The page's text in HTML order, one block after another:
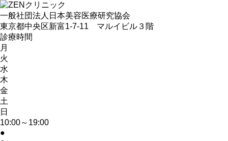
一般社団法人日本美容医療研究協会
東京都中央区新富1-7-11 マルイビル３階
診療時間
月
火
水
木
金
土
日
10:00～19:00
●